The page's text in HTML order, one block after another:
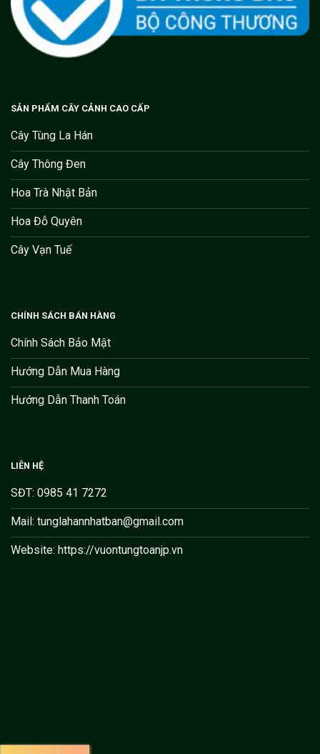
SẢN PHẨM CÂY CẢNH CAO CẤP
Cây Tùng La Hán
Cây Thông Đen
Hoa Trà Nhật Bản
Hoa Đỗ Quyên
Cây Vạn Tuế
CHÍNH SÁCH BÁN HÀNG
Chính Sách Bảo Mật
Hướng Dẫn Mua Hàng
Hướng Dẫn Thanh Toán
LIÊN HỆ
SĐT: 0985 41 7272
Mail: tunglahannhatban@gmail.com
Website: https://vuontungtoanjp.vn